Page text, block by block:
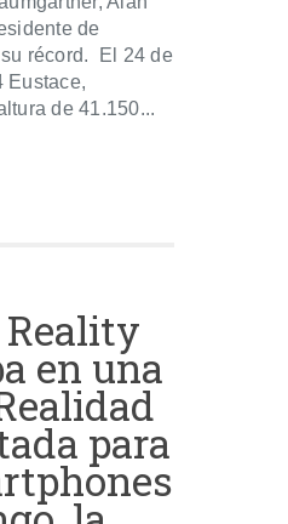
de
récord. El 24 de
Eustace,
de 41.150...
Reality
en una
para